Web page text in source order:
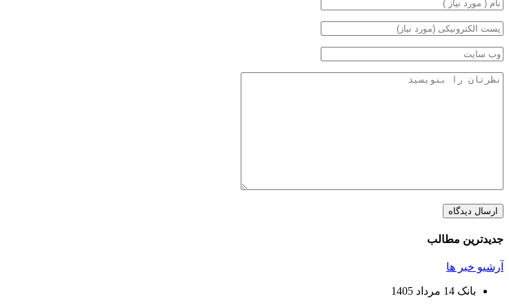
جدیدترین مطالب
آرشیو خبر ها
بانک 14 مرداد 1405